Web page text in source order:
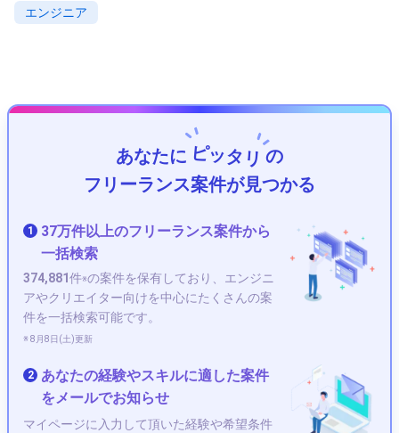
エンジニア
あなたに ピッタリ の
フリーランス案件が見つかる
1
37万件以上のフリーランス案件から
一括検索
374,881件※の案件を保有しており、エンジニ
アやクリエイター向けを中心にたくさんの案
件を一括検索可能です。
※ 8月8日(土)更新
2
あなたの経験やスキルに適した案件
をメールでお知らせ
マイページに入力して頂いた経験や希望条件